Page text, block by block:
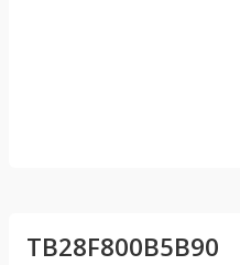
TB28F800B5B90